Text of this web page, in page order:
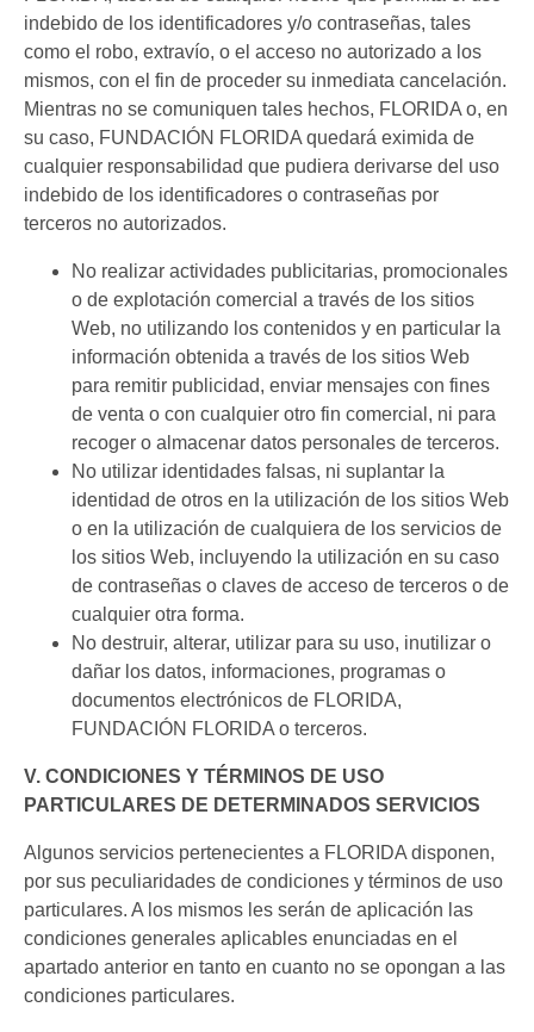
indebido de los identificadores y/o contraseñas, tales
como el robo, extravío, o el acceso no autorizado a los
mismos, con el fin de proceder su inmediata cancelación.
Mientras no se comuniquen tales hechos, FLORIDA o, en
su caso, FUNDACIÓN FLORIDA quedará eximida de
cualquier responsabilidad que pudiera derivarse del uso
indebido de los identificadores o contraseñas por
terceros no autorizados.
No realizar actividades publicitarias, promocionales
o de explotación comercial a través de los sitios
Web, no utilizando los contenidos y en particular la
información obtenida a través de los sitios Web
para remitir publicidad, enviar mensajes con fines
de venta o con cualquier otro fin comercial, ni para
recoger o almacenar datos personales de terceros.
No utilizar identidades falsas, ni suplantar la
identidad de otros en la utilización de los sitios Web
o en la utilización de cualquiera de los servicios de
los sitios Web, incluyendo la utilización en su caso
de contraseñas o claves de acceso de terceros o de
cualquier otra forma.
No destruir, alterar, utilizar para su uso, inutilizar o
dañar los datos, informaciones, programas o
documentos electrónicos de FLORIDA,
FUNDACIÓN FLORIDA o terceros.
V. CONDICIONES Y TÉRMINOS DE USO
PARTICULARES DE DETERMINADOS SERVICIOS
Algunos servicios pertenecientes a FLORIDA disponen,
por sus peculiaridades de condiciones y términos de uso
particulares. A los mismos les serán de aplicación las
condiciones generales aplicables enunciadas en el
apartado anterior en tanto en cuanto no se opongan a las
condiciones particulares.